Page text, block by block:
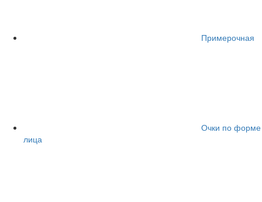
Примерочная
Очки по форме
лица